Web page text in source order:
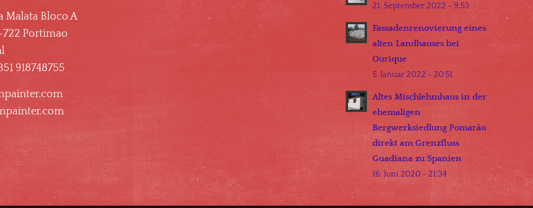
Malata Bloco A
Portimao
918748755
21. September 2022 - 9:53
Fassadenrenovierung eines
alten Landhauses bei
Ourique
5. Januar 2022 - 20:51
Altes Mischlehmhaus in der
ehemaligen
Bergwerksiedlung Pomarão
direkt am Grenzfluss
Guadiana zu Spanien
16. Juni 2020 - 21:34